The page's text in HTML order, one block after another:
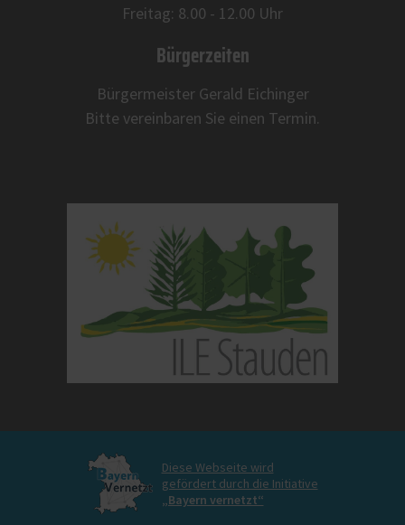
Freitag: 8.00 - 12.00 Uhr
Bürgerzeiten
Bürgermeister Gerald Eichinger
Bitte vereinbaren Sie einen Termin.
Diese Webseite wird
gefördert durch die Initiative
„Bayern vernetzt“